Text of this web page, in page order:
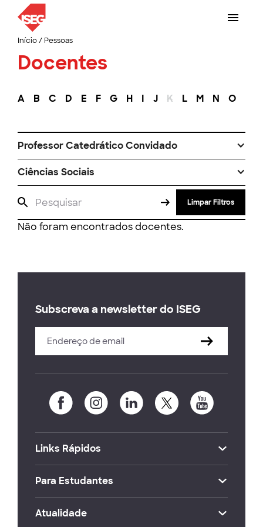
Início/ Pessoas
Docentes
A B C D E F G H I J K L M N O
Professor Catedrático Convidado
Ciências Sociais
Limpar Filtros
Não foram encontrados docentes.
Subscreva a newsletter do ISEG
Links Rápidos
Para Estudantes
Atualidade